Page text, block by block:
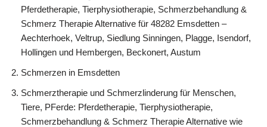
Pferdetherapie, Tierphysiotherapie, Schmerzbehandlung &
Schmerz Therapie Alternative für 48282 Emsdetten –
Aechterhoek, Veltrup, Siedlung Sinningen, Plagge, Isendorf,
Hollingen und Hembergen, Beckonert, Austum
Schmerzen in Emsdetten
Schmerztherapie und Schmerzlinderung für Menschen,
Tiere, PFerde: Pferdetherapie, Tierphysiotherapie,
Schmerzbehandlung & Schmerz Therapie Alternative wie